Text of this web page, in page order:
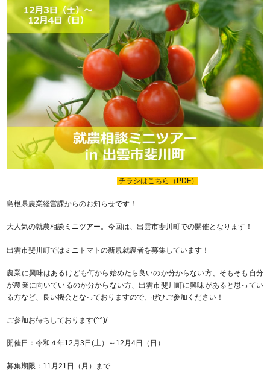
チラシはこちら（PDF）
島根県農業経営課からのお知らせです！
大人気の就農相談ミニツアー。今回は、出雲市斐川町での開催となります！
出雲市斐川町ではミニトマトの新規就農者を募集しています！
農業に興味はあるけども何から始めたら良いのか分からない方、そもそも自分
が農業に向いているのか分からない方、出雲市斐川町に興味があると思ってい
る方など、良い機会となっておりますので、ぜひご参加ください！
ご参加お待ちしております(^^)/
開催日：令和４年12月3日(土）～12月4日（日）
募集期限：11月21日（月）まで